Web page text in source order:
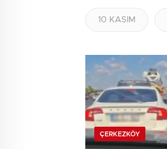
10 KASIM
ÇERKEZKÖY